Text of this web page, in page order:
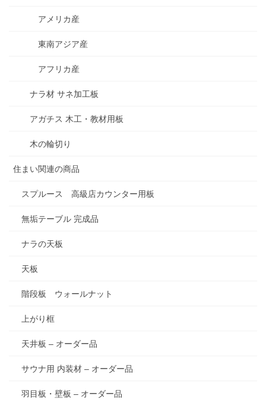
アメリカ産
東南アジア産
アフリカ産
ナラ材 サネ加工板
アガチス 木工・教材用板
木の輪切り
住まい関連の商品
スプルース 高級店カウンター用板
無垢テーブル 完成品
ナラの天板
天板
階段板 ウォールナット
上がり框
天井板 – オーダー品
サウナ用 内装材 – オーダー品
羽目板・壁板 – オーダー品